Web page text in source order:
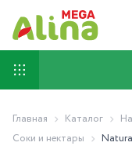
Главная Каталог
Соки и нектары